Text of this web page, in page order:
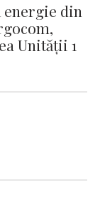
din
Unității 1